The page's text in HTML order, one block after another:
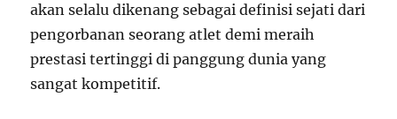
akan selalu dikenang sebagai definisi sejati dari
pengorbanan seorang atlet demi meraih
prestasi tertinggi di panggung dunia yang
sangat kompetitif.